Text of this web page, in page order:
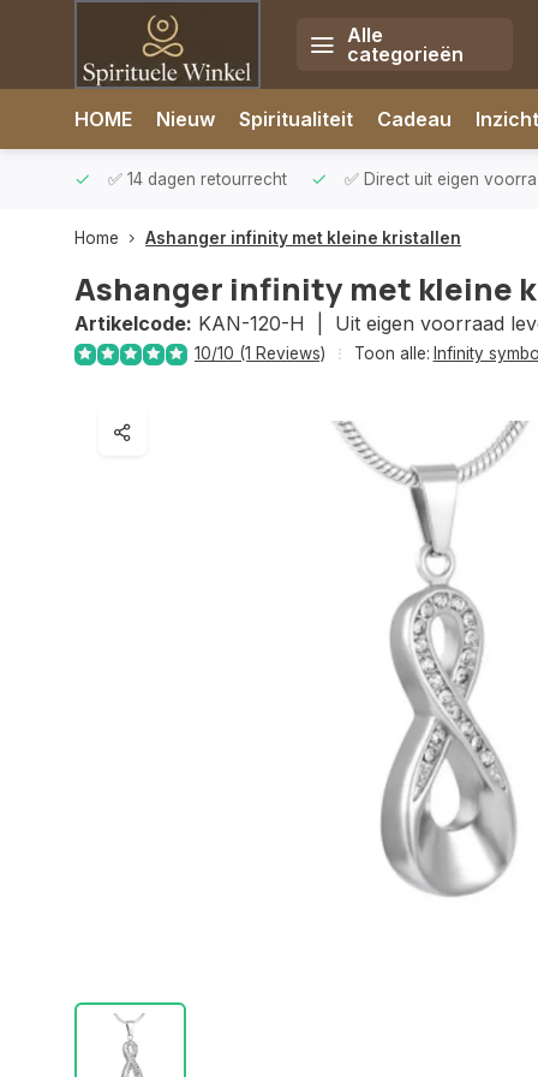
Alle
categorieën
HOME Nieuw Spiritualiteit Cadeau
✅ 14 dagen retourrecht ✅ Direct uit eigen
Home Ashanger infinity met kleine kristallen
Ashanger infinity met kleine
Artikelcode: KAN-120-H | Uit eigen voorraad
10/10 (1 Reviews) Toon alle: Infinity